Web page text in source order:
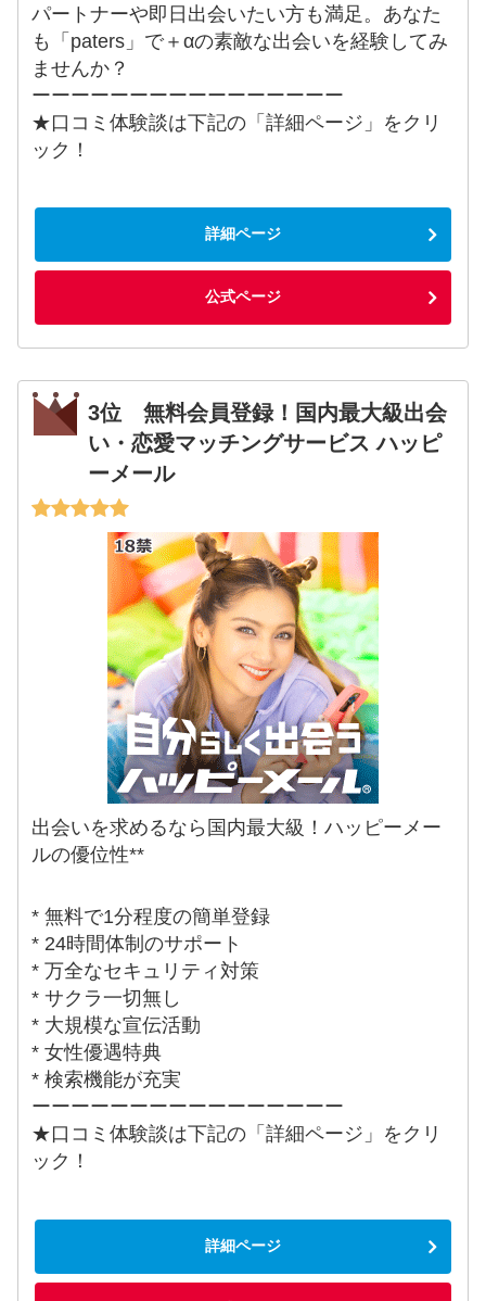
パートナーや即日出会いたい方も満足。あなた
も「paters」で＋αの素敵な出会いを経験してみ
ませんか？
ーーーーーーーーーーーーーーーー
★口コミ体験談は下記の「詳細ページ」をクリ
ック！
詳細ページ
公式ページ
3位 無料会員登録！国内最大級出会
い・恋愛マッチングサービス ハッピ
ーメール
出会いを求めるなら国内最大級！ハッピーメー
ルの優位性**
* 無料で1分程度の簡単登録
* 24時間体制のサポート
* 万全なセキュリティ対策
* サクラ一切無し
* 大規模な宣伝活動
* 女性優遇特典
* 検索機能が充実
ーーーーーーーーーーーーーーーー
★口コミ体験談は下記の「詳細ページ」をクリ
ック！
詳細ページ